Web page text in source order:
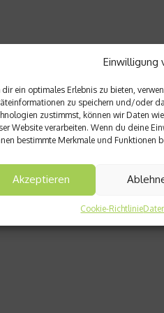
Einwilligung
dir ein optimales Erlebnis zu bieten,
zu speichern und/oder
zustimmst, können wir Daten
Website verarbeiten. Wenn du deine
bestimmte Merkmale und Funktionen
Akzeptieren
Cookie-Richtlinie